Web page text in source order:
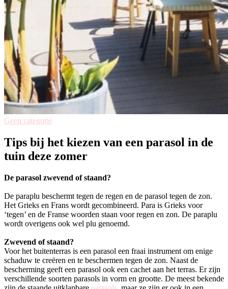
Geen categorie
Tips bij het kiezen van een parasol in de
tuin deze zomer
De parasol zwevend of staand?
De paraplu beschermt tegen de regen en de parasol tegen de zon.
Het Grieks en Frans wordt gecombineerd. Para is Grieks voor
‘tegen’ en de Franse woorden staan voor regen en zon. De paraplu
wordt overigens ook wel plu genoemd.
Zwevend of staand?
Voor het buitenterras is een parasol een fraai instrument om enige
schaduw te creëren en te beschermen tegen de zon. Naast de
bescherming geeft een parasol ook een cachet aan het terras. Er zijn
verschillende soorten parasols in vorm en grootte. De meest bekende